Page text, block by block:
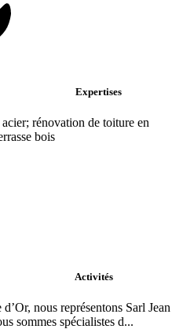
Expertises
rénovation de toiture en
bois
Activités
nous représentons Sarl Jean
sommes spécialistes d...